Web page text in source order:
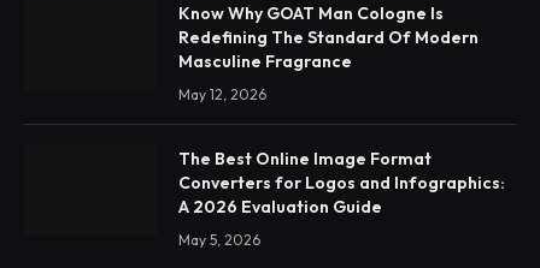
Know Why GOAT Man Cologne Is
Redefining The Standard Of Modern
Masculine Fragrance
May 12, 2026
The Best Online Image Format
Converters for Logos and Infographics:
A 2026 Evaluation Guide
May 5, 2026